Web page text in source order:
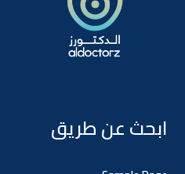
ابحث عن طريق